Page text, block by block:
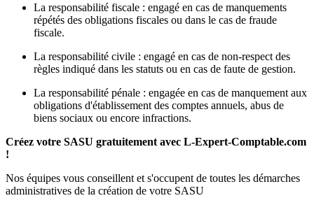
La responsabilité fiscale : engagé en cas de manquements
répétés des obligations fiscales ou dans le cas de fraude
fiscale.
La responsabilité civile : engagé en cas de non-respect des
règles indiqué dans les statuts ou en cas de faute de gestion.
La responsabilité pénale : engagée en cas de manquement aux
obligations d'établissement des comptes annuels, abus de
biens sociaux ou encore infractions.
Créez votre SASU gratuitement avec L-Expert-Comptable.com
!
Nos équipes vous conseillent et s'occupent de toutes les démarches
administratives de la création de votre SASU